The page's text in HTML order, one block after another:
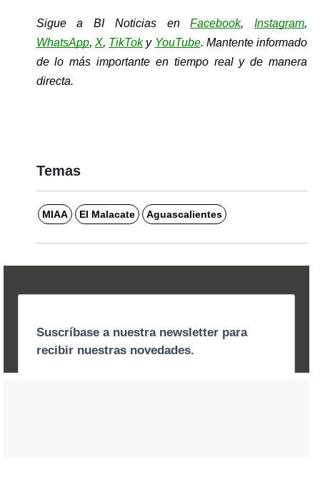
Sigue a BI Noticias en Facebook, Instagram,
WhatsApp, X, TikTok y YouTube. Mantente informado
de lo más importante en tiempo real y de manera
directa.
Temas
MIAA El Malacate Aguascalientes